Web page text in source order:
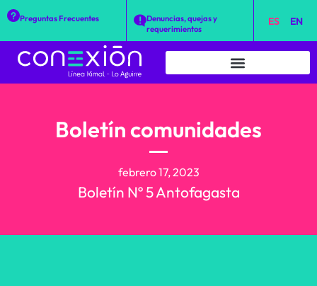
Preguntas Frecuentes
Denuncias, quejas y
requerimientos
ES EN
Boletín comunidades
febrero 17, 2023
Boletín Nº 5 Antofagasta